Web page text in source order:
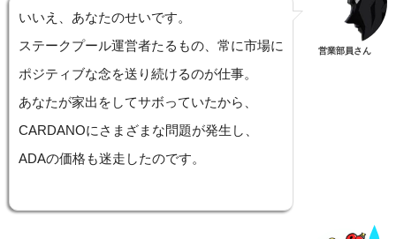
いいえ、あなたのせいです。
ステークプール運営者たるもの、常に市場に
ポジティブな念を送り続けるのが仕事。
あなたが家出をしてサボっていたから、
CARDANOにさまざまな問題が発生し、
ADAの価格も迷走したのです。
営業部員さん